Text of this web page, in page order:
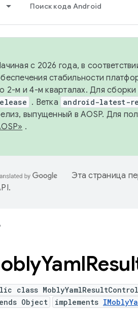
Поиск кода Android
с 2026 года, в
стабильности
2-м и 4-м кварталах. Для сборки
. Ветка android-latest-
выпущенный в AOSP. Для
.
Эта страница
.
Yaml
class
Object
implements